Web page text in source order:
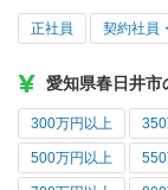
正社員 契約社員
愛知県春日井市
300万円以上
500万円以上